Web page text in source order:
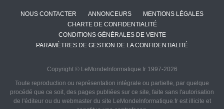
NOUS CONTACTER ANNONCEURS
MENTIONS LÉGALES
CHARTE DE CONFIDENTIALITÉ
CONDITIONS GÉNÉRALES DE VENTE
PARAMÈTRES DE GESTION DE LA CONFIDENTIALITÉ
Copyright © LeMondeInformatique.fr 1997-2026
Toute reproduction ou représentation intégrale ou partielle, par quelque
procédé que ce soit, des pages publiées sur ce site, faite sans l'autorisation
de l'éditeur ou du webmaster du site LeMondeInformatique.fr est illicite et